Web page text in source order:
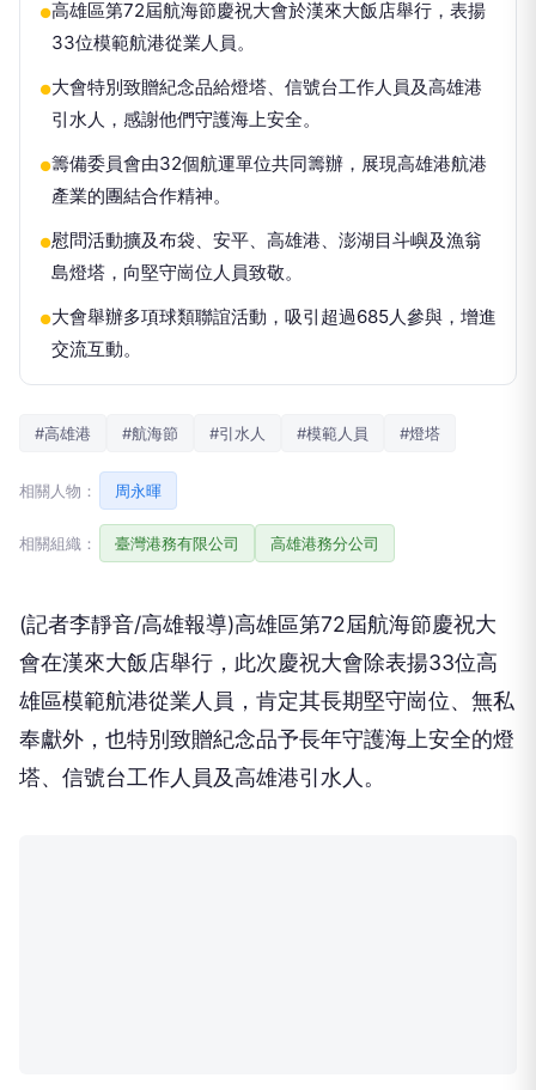
●高雄區第72屆航海節慶祝大會於漢來大飯店舉行，表揚
33位模範航港從業人員。
●大會特別致贈紀念品給燈塔、信號台工作人員及高雄港
引水人，感謝他們守護海上安全。
●籌備委員會由32個航運單位共同籌辦，展現高雄港航港
產業的團結合作精神。
●慰問活動擴及布袋、安平、高雄港、澎湖目斗嶼及漁翁
島燈塔，向堅守崗位人員致敬。
●大會舉辦多項球類聯誼活動，吸引超過685人參與，增進
交流互動。
#高雄港 #航海節 #引水人 #模範人員 #燈塔
相關人物： 周永暉
相關組織： 臺灣港務有限公司 高雄港務分公司
(記者李靜音/高雄報導)高雄區第72屆航海節慶祝大
會在漢來大飯店舉行，此次慶祝大會除表揚33位高
雄區模範航港從業人員，肯定其長期堅守崗位、無私
奉獻外，也特別致贈紀念品予長年守護海上安全的燈
塔、信號台工作人員及高雄港引水人。